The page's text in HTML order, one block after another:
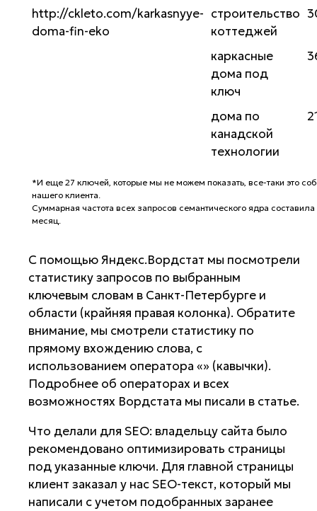
http://ckleto.com/karkasnyye-
doma-fin-eko
строительство
коттеджей
каркасные
дома под
ключ
дома по
канадской
технологии
*И еще 27 ключей, которые мы не можем показать, все-таки это
нашего клиента.
Суммарная частота всех запросов семантического ядра
месяц.
C помощью Яндекс.Вордстат мы посмотрели
статистику запросов по выбранным
ключевым словам в Санкт-Петербурге и
области (крайняя правая колонка). Обратите
внимание, мы смотрели статистику по
прямому вхождению слова, с
использованием оператора «» (кавычки).
Подробнее об операторах и всех
возможностях Вордстата мы писали в статье.
Что делали для SEO: владельцу сайта было
рекомендовано оптимизировать страницы
под указанные ключи. Для главной страницы
клиент заказал у нас SEO-текст, который мы
написали с учетом подобранных заранее